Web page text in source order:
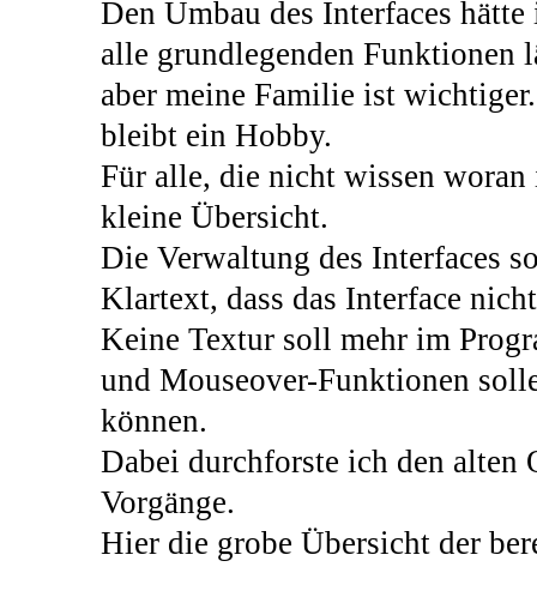
Den Umbau des Interfaces
alle grundlegenden Funktionen
aber meine Familie ist
bleibt ein Hobby.
Für alle, die nicht wissen
kleine Übersicht.
Die Verwaltung des Interfaces
Klartext, dass das Interface
Keine Textur soll mehr im
und Mouseover-Funktionen
können.
Dabei durchforste ich den alten
Vorgänge.
Hier die grobe Übersicht der